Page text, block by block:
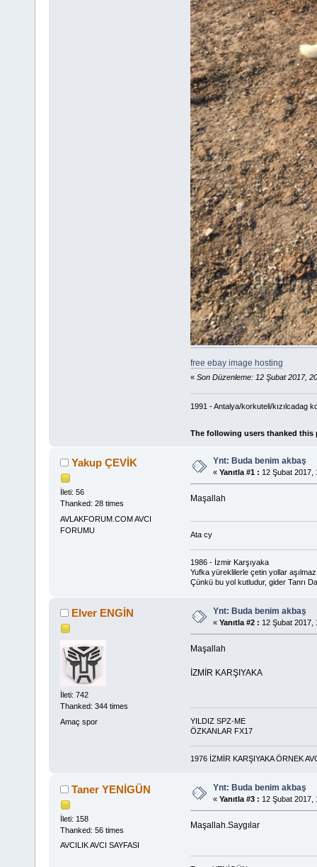
free ebay image hosting
« Son Düzenleme: 12 Şubat 2017,
1991 - Antalya/korkuteli/kızılcadag
The following users thanked
Yakup ÇEVİK
İleti: 56
Thanked: 28 times
AVLAKFORUM.COM AVCI
FORUMU
Ynt: Buda benim akbaş
« Yanıtla #1 : 12 Şubat 2017,
Maşallah
Ata cy
1986 - İzmir Karşıyaka
Yufka yüreklilerle çetin yollar
Çünkü bu yol kutludur, gider Tanrı
Elver ENGİN
İleti: 742
Thanked: 344 times
Amaç spor
Ynt: Buda benim akbaş
« Yanıtla #2 : 12 Şubat 2017,
Maşallah
İZMİR KARŞIYAKA
YILDIZ SPZ-ME
ÖZKANLAR FX17
1976 İZMİR KARŞIYAKA ÖRNEK
Taner YENİGÜN
İleti: 158
Thanked: 56 times
AVCILIK AVCI SAYFASI
Ynt: Buda benim akbaş
« Yanıtla #3 : 12 Şubat 2017,
Maşallah.Saygılar